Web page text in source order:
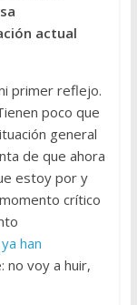
actual
primer reflejo.
poco que
general
de que ahora
estoy por y
crítico
han
no voy a huir,